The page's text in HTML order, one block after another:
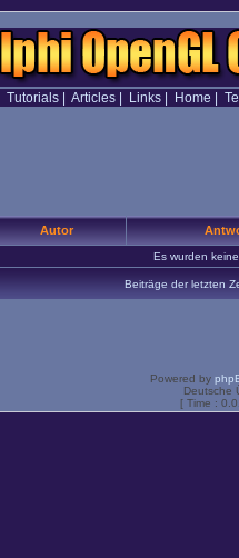
Tutorials| Articles| Links| Home
Autor
Es wurden
Beiträge der letzten
Powered by
Deutsche
[ Time :